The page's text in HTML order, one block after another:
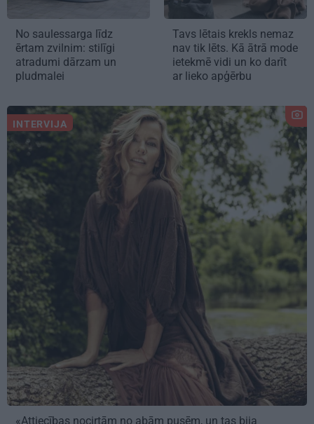
No saulessarga līdz
ērtam zvilnim: stilīgi
atradumi dārzam un
pludmalei
Tavs lētais krekls nemaz
nav tik lēts. Kā ātrā mode
ietekmē vidi un ko darīt
ar lieko apģērbu
INTERVIJA
«Attiecības nocirtām no abām pusēm, un tas bija